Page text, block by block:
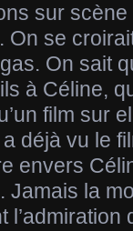
sur scène
On se
On sait
à Céline,
film sur
déjà vu le
envers
Jamais la